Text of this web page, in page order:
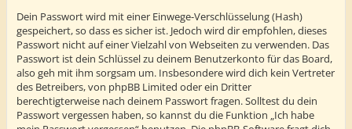
Dein Passwort wird mit einer Einwege-Verschlüsselung (Hash)
gespeichert, so dass es sicher ist. Jedoch wird dir empfohlen, dieses
Passwort nicht auf einer Vielzahl von Webseiten zu verwenden. Das
Passwort ist dein Schlüssel zu deinem Benutzerkonto für das Board,
also geh mit ihm sorgsam um. Insbesondere wird dich kein Vertreter
des Betreibers, von phpBB Limited oder ein Dritter
berechtigterweise nach deinem Passwort fragen. Solltest du dein
Passwort vergessen haben, so kannst du die Funktion „Ich habe